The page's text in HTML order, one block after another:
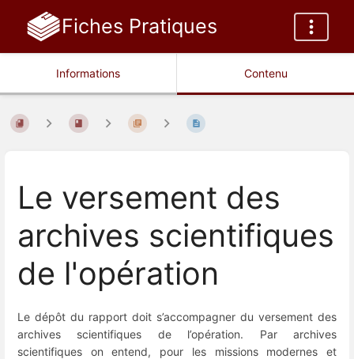
Fiches Pratiques
Informations Contenu
Le versement des
archives scientifiques
de l'opération
Le dépôt du rapport doit s’accompagner du versement des
archives scientifiques de l’opération. Par archives
scientifiques on entend, pour les missions modernes et